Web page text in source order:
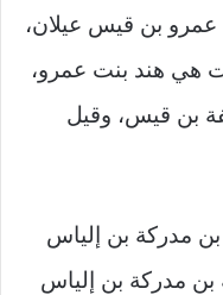
عمرو بن قيس عيلان،
هي هند بنت عمرو،
بن قيس، وقيل
مدركة بن إلياس
مدركة بن إلياس